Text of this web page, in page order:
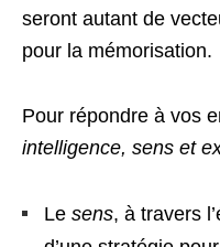
seront autant de
pour la mémorisation.
Pour répondre à vos
intelligence, sens et
Le sens, à travers